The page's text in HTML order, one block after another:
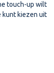
touch-up wilt
kunt kiezen uit